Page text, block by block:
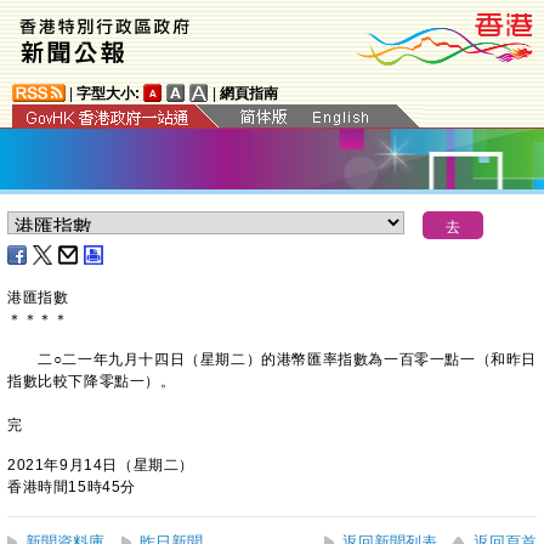
字型大小: 網頁指南
港匯指數
＊ ＊ ＊ ＊
二○二一年九月十四日（星期二）的港幣匯率指數為一百零一點一（和昨日
指數比較下降零點一）。
完
2021年9月14日（星期二）
香港時間15時45分